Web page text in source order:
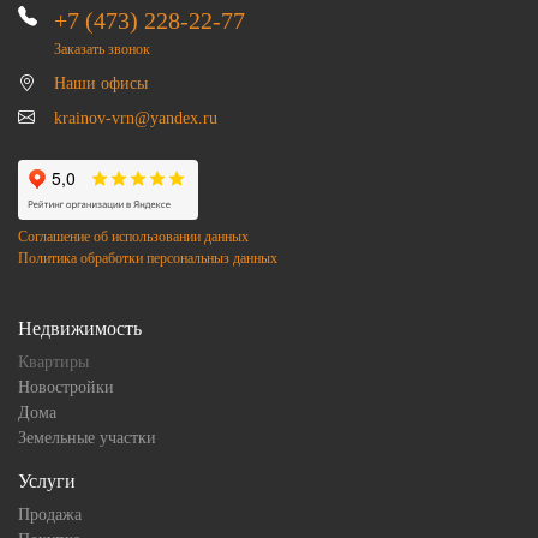
+7 (473) 228-22-77
Заказать звонок
Наши офисы
krainov-vrn@yandex.ru
Соглашение об использовании данных
Политика обработки персональныз данных
Недвижимость
Квартиры
Новостройки
Дома
Земельные участки
Услуги
Продажа